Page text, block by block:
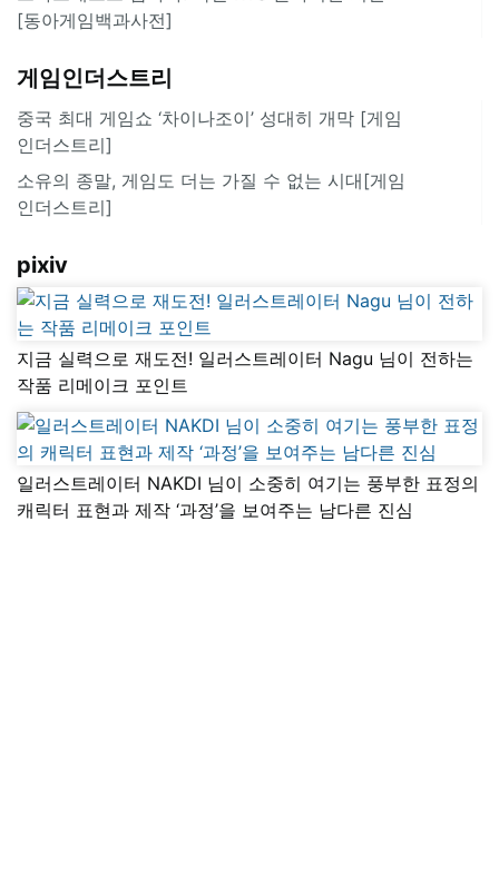
[동아게임백과사전]
게임인더스트리
중국 최대 게임쇼 ‘차이나조이’ 성대히 개막 [게임
인더스트리]
소유의 종말, 게임도 더는 가질 수 없는 시대[게임
인더스트리]
pixiv
지금 실력으로 재도전! 일러스트레이터 Nagu 님이 전하는
작품 리메이크 포인트
일러스트레이터 NAKDI 님이 소중히 여기는 풍부한 표정의
캐릭터 표현과 제작 ‘과정’을 보여주는 남다른 진심